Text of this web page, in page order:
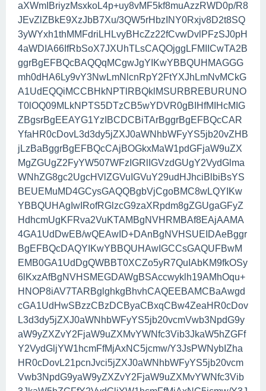
aXWmIBriyzMsxkoL4p+uy8vMF5kf8muAzzRWD0p/R8
JEvZlZBkE9XzJbB7Xu/3QW5rHbzINY0Rxjv8D2t8SQ
3yWYxh1thMMFdriLHLvyBHcZz22fCvwDvlPFzSJ0pH
4aWDIA66IfRbSoX7JXUhTLsCAQOjggLFMIICwTA2B
ggrBgEFBQcBAQQqMCgwJgYIKwYBBQUHMAGGG
mh0dHA6Ly9vY3NwLmNlcnRpY2FtYXJhLmNvMCkG
A1UdEQQiMCCBHkNPTlRBQklMSURBREBURUNO
T0lOQ09MLkNPTS5DTzCB5wYDVR0gBIHfMIHcMIG
ZBgsrBgEEAYG1YzIBCDCBiTArBggrBgEFBQcCAR
YfaHR0cDovL3d3dy5jZXJ0aWNhbWFyYS5jb20vZHB
jLzBaBggrBgEFBQcCAjBOGkxMaW1pdGFjaW9uZX
MgZGUgZ2FyYW507WFzIGRlIGVzdGUgY2VydGlma
WNhZG8gc2UgcHVlZGVuIGVuY29udHJhciBlbiBsYS
BEUEMuMD4GCysGAQQBgbVjCgoBMC8wLQYIKw
YBBQUHAgIwIRofRGlzcG9zaXRpdm8gZGUgaGFyZ
HdhcmUgKFRva2VuKTAMBgNVHRMBAf8EAjAAMA
4GA1UdDwEB/wQEAwID+DAnBgNVHSUEIDAeBggr
BgEFBQcDAQYIKwYBBQUHAwIGCCsGAQUFBwM
EMB0GA1UdDgQWBBT0XCZo5yR7QuIAbKM9fkOSy
6lKxzAfBgNVHSMEGDAWgBSAccwyklh19AMhOqu+
HNOP8iAV7TARBglghkgBhvhCAQEEBAMCBaAwgd
cGA1UdHwSBzzCBzDCByaCBxqCBw4ZeaHR0cDov
L3d3dy5jZXJ0aWNhbWFyYS5jb20vcmVwb3NpdG9y
aW9yZXZvY2FjaW9uZXMvYWNfc3Vib3JkaW5hZGFf
Y2VydGljYW1hcmFfMjAxNC5jcmw/Y3JsPWNybIZha
HR0cDovL21pcnJvci5jZXJ0aWNhbWFyYS5jb20vcm
Vwb3NpdG9yaW9yZXZvY2FjaW9uZXMvYWNfc3Vib